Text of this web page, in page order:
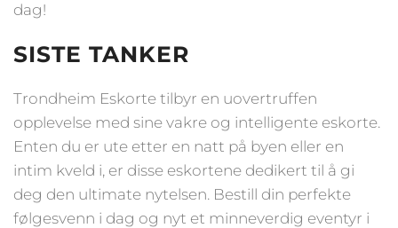
dag!
SISTE TANKER
Trondheim Eskorte tilbyr en uovertruffen
opplevelse med sine vakre og intelligente eskorte.
Enten du er ute etter en natt på byen eller en
intim kveld i, er disse eskortene dedikert til å gi
deg den ultimate nytelsen. Bestill din perfekte
følgesvenn i dag og nyt et minneverdig eventyr i